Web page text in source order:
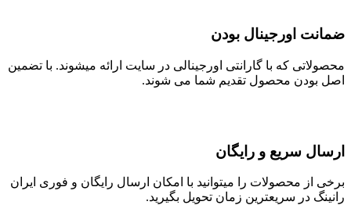
ضمانت اورجینال بودن
محصولاتی که با گارانتی اورجینالی در سایت ارائه میشوند. با تضمین
اصل بودن محصول تقدیم شما می شوند.
ارسال سریع و رایگان
برخی از محصولات را میتوانید با امکان ارسال رایگان و فوری ایران
رانینگ در سریعترین زمان تحویل بگیرید.